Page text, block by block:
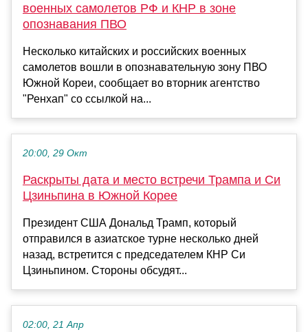
военных самолетов РФ и КНР в зоне
опознавания ПВО
Несколько китайских и российских военных
самолетов вошли в опознавательную зону ПВО
Южной Кореи, сообщает во вторник агентство
"Ренхап" со ссылкой на...
20:00, 29 Окт
Раскрыты дата и место встречи Трампа и Си
Цзиньпина в Южной Корее
Президент США Дональд Трамп, который
отправился в азиатское турне несколько дней
назад, встретится с председателем КНР Си
Цзиньпином. Стороны обсудят...
02:00, 21 Апр